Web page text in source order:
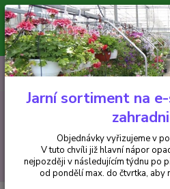
Minimální hodnota pro
V tuto chvíli již hlavní nápor
nejpozději v následujícím týdnu po
vyřizujeme v pořadí,
CZK
+420 602 223 614
Jarní sortiment na
Objednávky vyřizujeme v
V tuto chvíli již hlavní nápor
nejpozději v následujícím týdnu po
od pondělí max. do čtvrtka, aby